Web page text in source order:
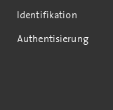
Identifikation
Authentisierung